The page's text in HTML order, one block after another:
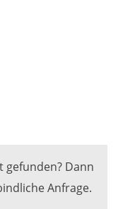
gefunden? Dann
Anfrage.